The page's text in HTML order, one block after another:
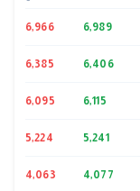
6,989
6,966
6,406
6,385
6,115
6,095
5,241
5,224
4,077
4,063